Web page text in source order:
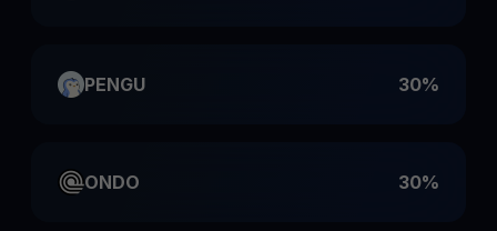
PENGU 30%
ONDO 30%